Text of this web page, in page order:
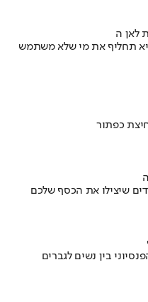
תחליף את מי שלא משתמש
כפתור
שיצילו את הכסף שלכם
בין נשים לגברים